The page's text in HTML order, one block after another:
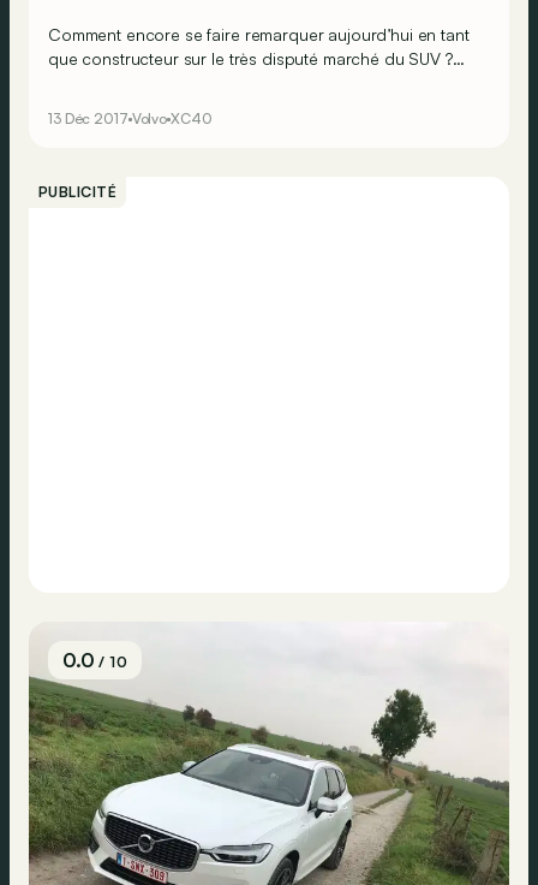
Comment encore se faire remarquer aujourd’hui en tant
que constructeur sur le très disputé marché du SUV ?
plancher, comme le Dacia Duster. On peut aussi se
testé pour vous.
13 Déc 2017 Volvo XC40
PUBLICITÉ
0.0/ 10